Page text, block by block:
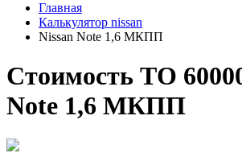
Главная
Калькулятор nissan
Nissan Note 1,6 МКПП
Стоимость ТО
Note 1,6 МКПП